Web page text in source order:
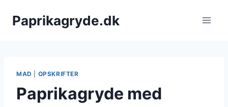
Paprikagryde.dk
MAD OPSKRIFTER
Paprikagryde med